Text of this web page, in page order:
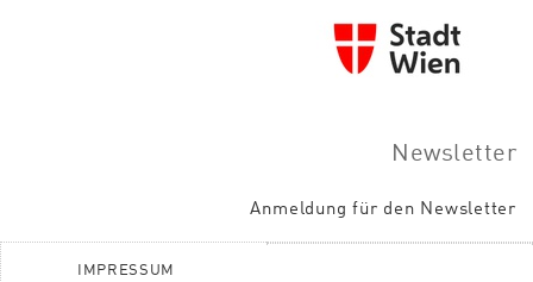
Newsletter
Anmeldung für den Newsletter
IMPRESSUM